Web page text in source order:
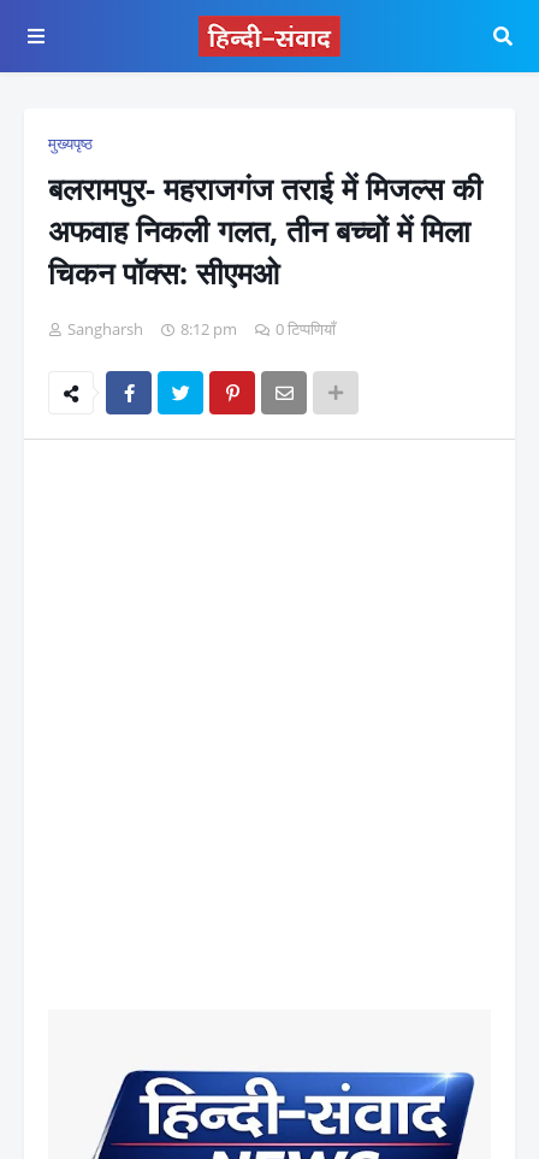
मुख्यपृष्ठ
बलरामपुर- महराजगंज तराई में मिजल्स की
अफवाह निकली गलत, तीन बच्चों में मिला
चिकन पॉक्स: सीएमओ
Sangharsh 8:12 pm 0 टिप्पणियाँ